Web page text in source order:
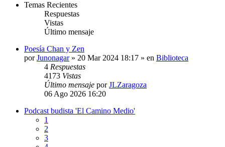
Temas Recientes
Respuestas
Vistas
Último mensaje
Poesía Chan y Zen
porJunonagar» 20 Mar 2024 18:17 » en Biblioteca
4 Respuestas
4173 Vistas
Último mensaje porJLZaragoza
06 Ago 2026 16:20
Podcast budista 'El Camino Medio'
1
2
3